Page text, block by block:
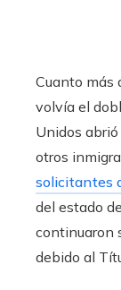
Cuanto más
volvía el
Unidos
otros
solicitantes
del estado
continuaron
debido al